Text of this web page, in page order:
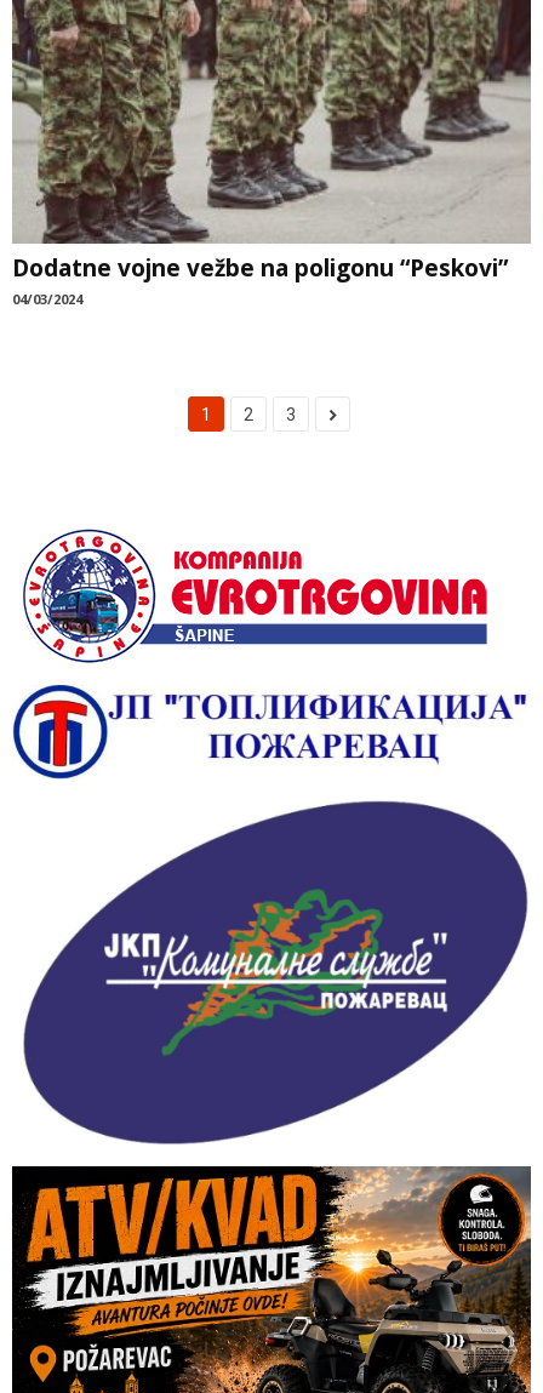
Dodatne vojne vežbe na poligonu “Peskovi”
04/03/2024
1 2 3